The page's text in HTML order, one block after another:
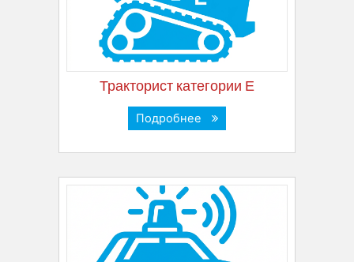
Тракторист категории Е
Подробнее